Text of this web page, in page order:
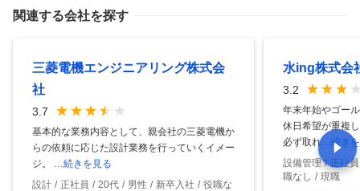
関連する会社を探す
三菱電機エンジニアリング株式会
社
3.7
基本的な業務内容として、親会社の三菱電機か
らの依頼に応じた設計業務を行っていくイメー
ジ。
…続きを見る
設計
正社員 20代 男性 新卒入社
役職な
水ing株式会
3.2
年末年始やゴー
休日希望が重複
必ず取れ…続き
設備管理
正社員
職なし
現職